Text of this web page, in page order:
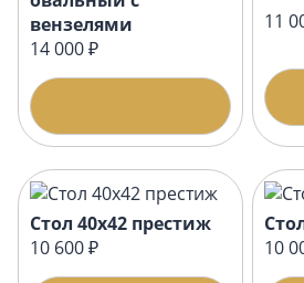
вензелями
14 000 ₽
11
Стол 40х42 престиж
10 600 ₽
10